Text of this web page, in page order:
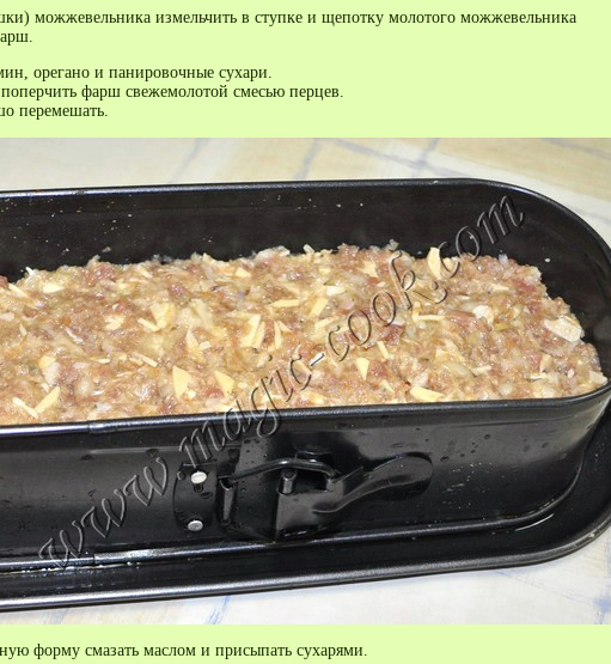
можжевельника измельчить в ступке и щепотку молотого можжевельника
орегано и панировочные сухари.
фарш свежемолотой смесью перцев.
перемешать.
форму смазать маслом и присыпать сухарями.